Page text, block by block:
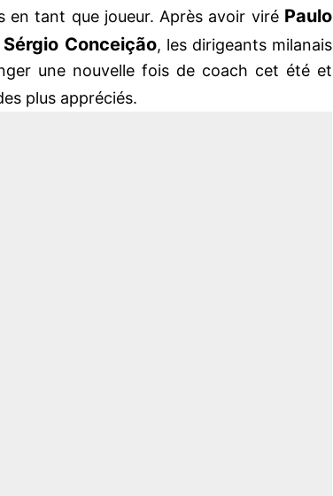
en tant que joueur. Après avoir viré Paulo
Sérgio Conceição, les dirigeants milanais
une nouvelle fois de coach cet été et
plus appréciés.